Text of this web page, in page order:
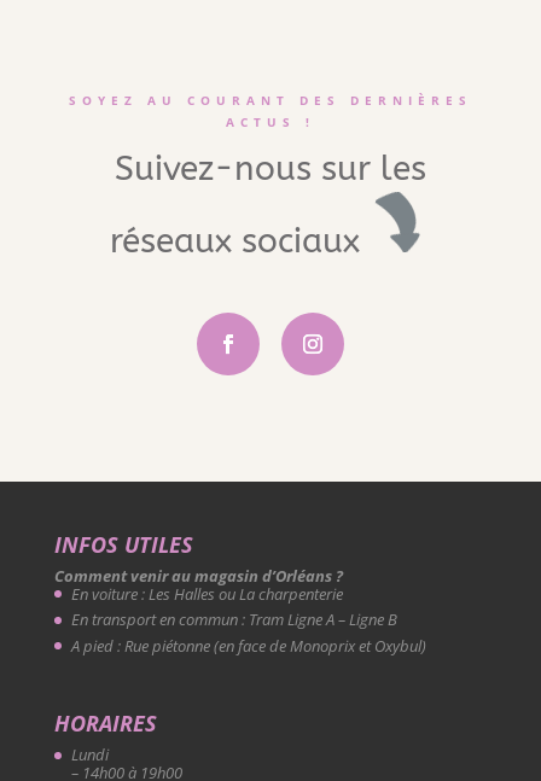
SOYEZ AU COURANT DES DERNIÈRES
ACTUS !
Suivez-nous sur les
réseaux sociaux
INFOS UTILES
Comment venir au magasin d’Orléans ?
En voiture : Les Halles ou La charpenterie
En transport en commun : Tram Ligne A – Ligne B
A pied : Rue piétonne (en face de Monoprix et Oxybul)
HORAIRES
Lundi
– 14h00 à 19h00